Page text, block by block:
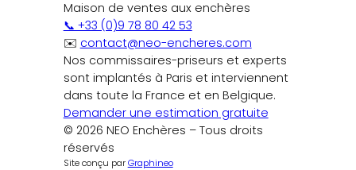
Maison de ventes aux enchères
📞 +33 (0)9 78 80 42 53
✉️ contact@neo-encheres.com
Nos commissaires-priseurs et experts
sont implantés à Paris et interviennent
dans toute la France et en Belgique.
Demander une estimation gratuite
© 2026 NEO Enchères – Tous droits
réservés
Site conçu parGraphineo